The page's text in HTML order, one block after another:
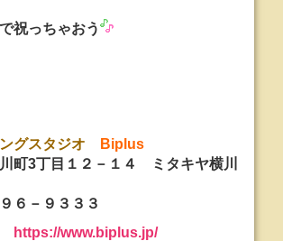
祝っちゃおう
グスタジオ
Biplus
町3丁目１２－１４ ミタキヤ横川
６－９３３３
https://www.biplus.jp/